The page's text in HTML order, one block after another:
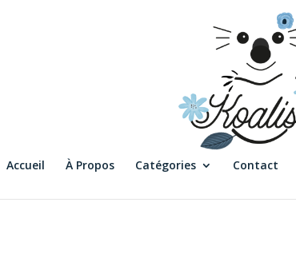
Accueil À Propos Catégories Contact